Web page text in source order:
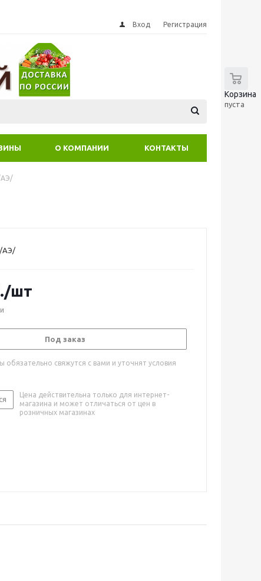
Вход Регистрация
Корзина
пуста
О КОМПАНИИ КОНТАКТЫ
АЭ/
/АЭ/
/шт
Под заказ
свяжутся с вами и уточнят условия
Цена действительна только для интернет-
магазина и может отличаться от цен в
розничных магазинах